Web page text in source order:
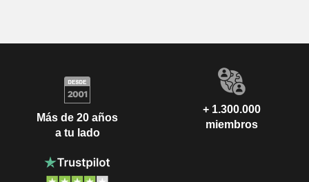
Más de 20 años
a tu lado
+ 1.300.000
miembros